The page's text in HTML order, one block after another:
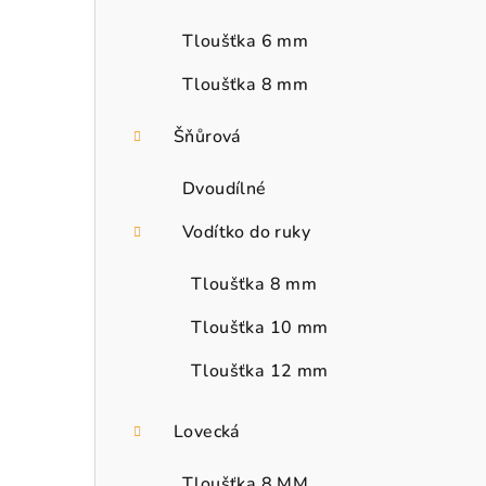
Tloušťka 6 mm
Tloušťka 8 mm
Šňůrová
Dvoudílné
Vodítko do ruky
Tloušťka 8 mm
Tloušťka 10 mm
Tloušťka 12 mm
Lovecká